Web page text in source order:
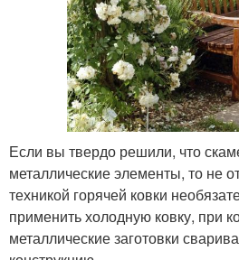
Если вы твердо решили, что
металлические элементы, то не
техникой горячей ковки
применить холодную ковку, при
металлические заготовки